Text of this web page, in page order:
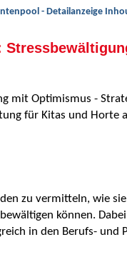
- Detailanzeige
mit Optimismus -
für Kitas und Horte
zu vermitteln, wie
können.
in den Berufs- und